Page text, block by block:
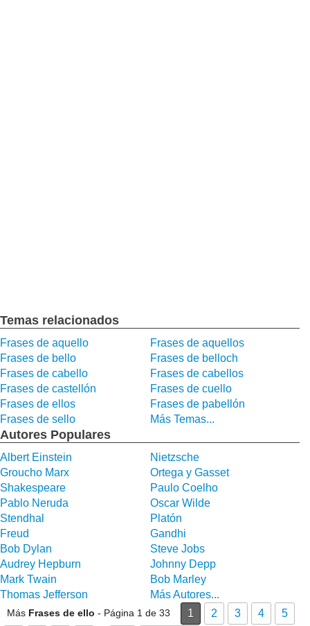
Temas relacionados
Frases de aquello
Frases de aquellos
Frases de bello
Frases de belloch
Frases de cabello
Frases de cabellos
Frases de castellón
Frases de cuello
Frases de ellos
Frases de pabellón
Frases de sello
Más Temas...
Autores Populares
Albert Einstein
Nietzsche
Groucho Marx
Ortega y Gasset
Shakespeare
Paulo Coelho
Pablo Neruda
Oscar Wilde
Stendhal
Platón
Freud
Gandhi
Bob Dylan
Steve Jobs
Audrey Hepburn
Johnny Depp
Mark Twain
Bob Marley
Thomas Jefferson
Más Autores...
Más Frases de ello - Página 1 de 33 1 2 3 4
5